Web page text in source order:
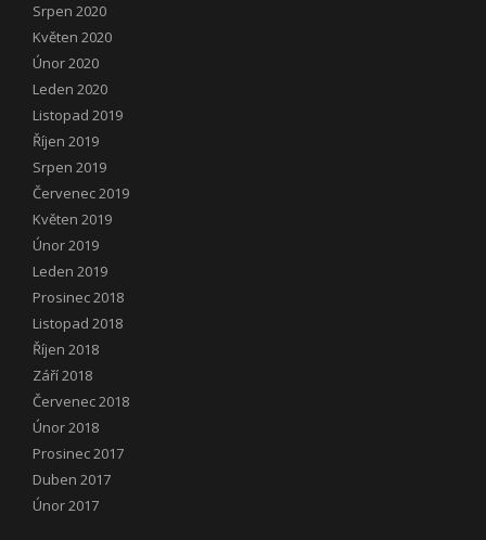
Srpen 2020
Květen 2020
Únor 2020
Leden 2020
Listopad 2019
Říjen 2019
Srpen 2019
Červenec 2019
Květen 2019
Únor 2019
Leden 2019
Prosinec 2018
Listopad 2018
Říjen 2018
Září 2018
Červenec 2018
Únor 2018
Prosinec 2017
Duben 2017
Únor 2017